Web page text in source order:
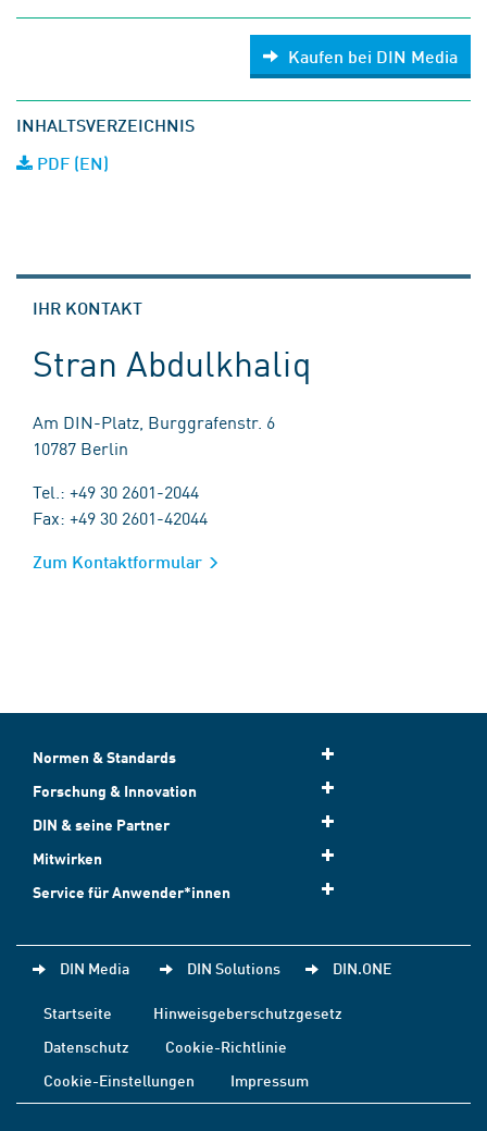
Kaufen bei DIN Media
INHALTSVERZEICHNIS
PDF (EN)
IHR KONTAKT
Stran Abdulkhaliq
Am DIN-Platz, Burggrafenstr. 6
10787 Berlin
Tel.: +49 30 2601-2044
Fax: +49 30 2601-42044
Zum Kontaktformular
Normen & Standards
Forschung & Innovation
DIN & seine Partner
Mitwirken
Service für Anwender*innen
DIN Media DIN Solutions DIN.ONE
Startseite
Hinweisgeberschutzgesetz
Datenschutz
Cookie-Richtlinie
Cookie-Einstellungen
Impressum